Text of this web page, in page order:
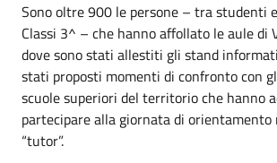
Sono oltre 900 le persone – tra studenti
Classi 3^ – che hanno affollato le aule di
dove sono stati allestiti gli stand
stati proposti momenti di confronto con
scuole superiori del territorio che hanno
partecipare alla giornata di orientamento
“tutor”.